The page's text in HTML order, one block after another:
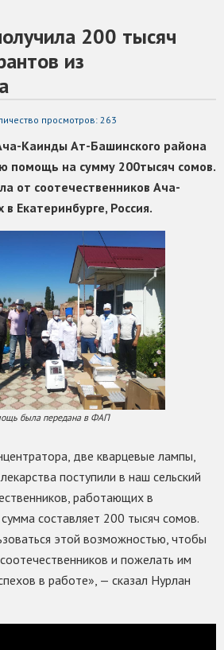
200 тысяч
из
просмотров: 263
Каинды Ат-Башинского района
помощь на сумму 200тысяч сомов.
от соотечественников Ача-
Екатеринбурге, Россия.
была передана в ФАП
две кварцевые лампы,
поступили в наш сельский
работающих в
составляет 200 тысяч сомов.
этой возможностью, чтобы
и пожелать им
в работе», — сказал Нурлан